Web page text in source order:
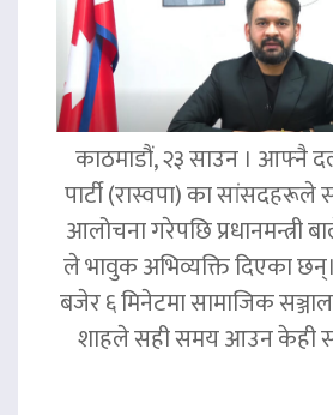
काठमाडौं, २३ साउन । आफ्नै दल
पार्टी (रास्वपा) का
आलोचना गरेपछि प्रधानमन्त्री
ले भावुक अभिव्यक्ति दिएका छन्।
बजेर ६ मिनेटमा सामाजिक
शाहले सही समय आउन केही